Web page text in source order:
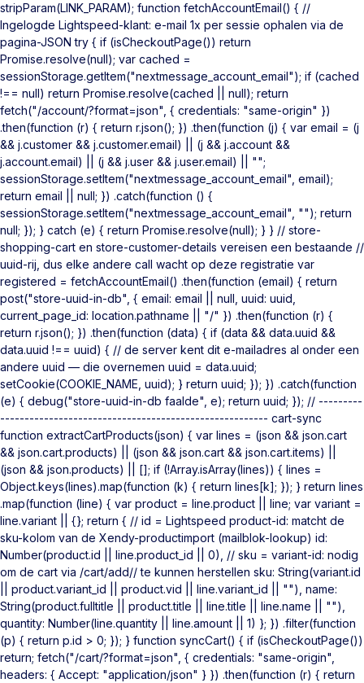
stripParam(LINK_PARAM); function fetchAccountEmail() { //
Ingelogde Lightspeed-klant: e-mail 1x per sessie ophalen via de
pagina-JSON try { if (isCheckoutPage()) return
Promise.resolve(null); var cached =
sessionStorage.getItem("nextmessage_account_email"); if (cached
!== null) return Promise.resolve(cached || null); return
fetch("/account/?format=json", { credentials: "same-origin" })
.then(function (r) { return r.json(); }) .then(function (j) { var email = (j
&& j.customer && j.customer.email) || (j && j.account &&
j.account.email) || (j && j.user && j.user.email) || "";
sessionStorage.setItem("nextmessage_account_email", email);
return email || null; }) .catch(function () {
sessionStorage.setItem("nextmessage_account_email", ""); return
null; }); } catch (e) { return Promise.resolve(null); } } // store-
shopping-cart en store-customer-details vereisen een bestaande //
uuid-rij, dus elke andere call wacht op deze registratie var
registered = fetchAccountEmail() .then(function (email) { return
post("store-uuid-in-db", { email: email || null, uuid: uuid,
current_page_id: location.pathname || "/" }) .then(function (r) {
return r.json(); }) .then(function (data) { if (data && data.uuid &&
data.uuid !== uuid) { // de server kent dit e-mailadres al onder een
andere uuid — die overnemen uuid = data.uuid;
setCookie(COOKIE_NAME, uuid); } return uuid; }); }) .catch(function
(e) { debug("store-uuid-in-db faalde", e); return uuid; }); // ---------
------------------------------------------------------- cart-sync
function extractCartProducts(json) { var lines = (json && json.cart
&& json.cart.products) || (json && json.cart && json.cart.items) ||
(json && json.products) || []; if (!Array.isArray(lines)) { lines =
Object.keys(lines).map(function (k) { return lines[k]; }); } return lines
.map(function (line) { var product = line.product || line; var variant =
line.variant || {}; return { // id = Lightspeed product-id: matcht de
sku-kolom van de Xendy-productimport (mailblok-lookup) id:
Number(product.id || line.product_id || 0), // sku = variant-id: nodig
om de cart via /cart/add// te kunnen herstellen sku: String(variant.id
|| product.variant_id || product.vid || line.variant_id || ""), name:
String(product.fulltitle || product.title || line.title || line.name || ""),
quantity: Number(line.quantity || line.amount || 1) }; }) .filter(function
(p) { return p.id > 0; }); } function syncCart() { if (isCheckoutPage())
return; fetch("/cart/?format=json", { credentials: "same-origin",
headers: { Accept: "application/json" } }) .then(function (r) { return